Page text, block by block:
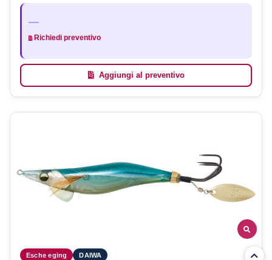
—
Richiedi preventivo
Aggiungi al preventivo
Esche eging DAIWA